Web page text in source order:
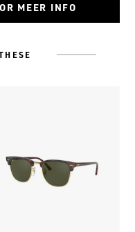
MEER INFO